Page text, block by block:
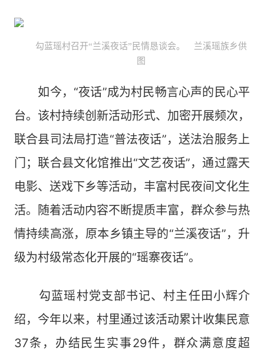
勾蓝瑶村召开“兰溪夜话”民情恳谈会。 兰溪瑶族乡供
图
如今，“夜话”成为村民畅言心声的民心平
台。该村持续创新活动形式、加密开展频次，
联合县司法局打造“普法夜话”，送法治服务上
门；联合县文化馆推出“文艺夜话”，通过露天
电影、送戏下乡等活动，丰富村民夜间文化生
活。随着活动内容不断提质丰富，群众参与热
情持续高涨，原本乡镇主导的“兰溪夜话”，升
级为村级常态化开展的“瑶寨夜话”。
勾蓝瑶村党支部书记、村主任田小辉介
绍，今年以来，村里通过该活动累计收集民意
37条，办结民生实事29件，群众满意度超